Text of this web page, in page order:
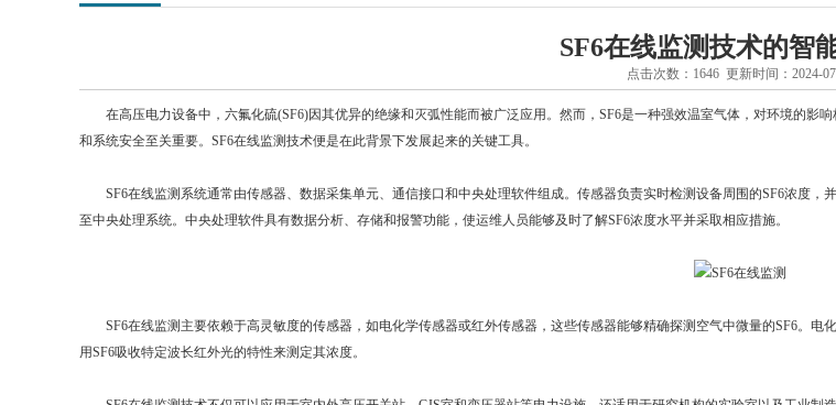
SF6在线监测技术的智
点击次数：1646 更新时间：2024-
在高压电力设备中，六氟化硫(SF6)因其优异的绝缘和灭弧性能而被广泛应用。然而，SF6是一种强效温室气体，对环境的影
和系统安全至关重要。SF6在线监测技术便是在此背景下发展起来的关键工具。
SF6在线监测系统通常由传感器、数据采集单元、通信接口和中央处理软件组成。传感器负责实时检测设备周围的SF6浓度，
至中央处理系统。中央处理软件具有数据分析、存储和报警功能，使运维人员能够及时了解SF6浓度水平并采取相应措施。
SF6在线监测主要依赖于高灵敏度的传感器，如电化学传感器或红外传感器，这些传感器能够精确探测空气中微量的SF6。电
用SF6吸收特定波长红外光的特性来测定其浓度。